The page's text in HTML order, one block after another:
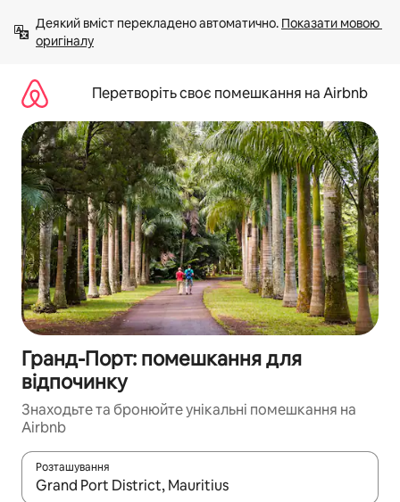
вмісту
Деякий вміст перекладено автоматично. Показати мовою
оригіналу
Перетворіть своє помешкання на Airbnb
Гранд-Порт: помешкання для
відпочинку
Знаходьте та бронюйте унікальні помешкання на
Airbnb
Розташування
Отримавши результати пошуку, використовуйте для